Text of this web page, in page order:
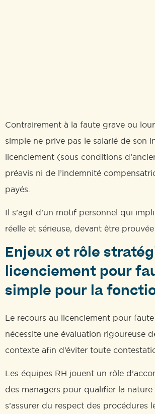
Contrairement à la faute grave ou
simple ne prive pas le salarié de son
licenciement (sous conditions
préavis ni de l’indemnité
payés.
Il s’agit d’un motif personnel qui
réelle et sérieuse, devant être
Enjeux et rôle
licenciement pour
simple pour la
Le recours au licenciement pour
nécessite une évaluation rigoureuse
contexte afin d’éviter toute
Les équipes RH jouent un rôle
des managers pour qualifier la
s’assurer du respect des procédures